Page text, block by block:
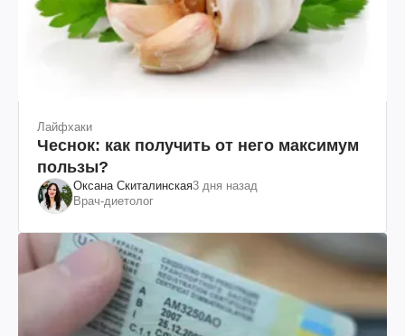
Лайфхаки
Чеснок: как получить от него максимум
пользы?
Оксана Скиталинская3 дня назад
Врач-диетолог